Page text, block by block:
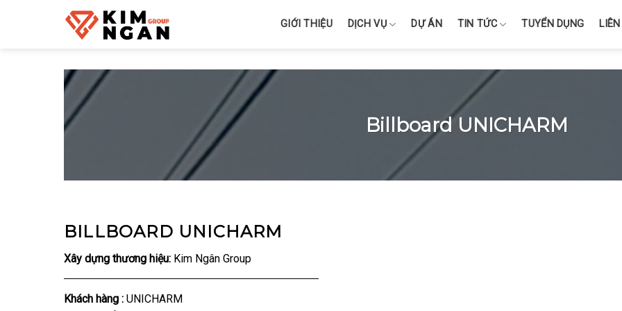
GIỚI THIỆU DỊCH VỤ DỰ ÁN TIN TỨC TUYỂN DỤNG
Billboard UNICHARM
BILLBOARD UNICHARM
Xây dựng thương hiệu: Kim Ngân Group
Khách hàng : UNICHARM